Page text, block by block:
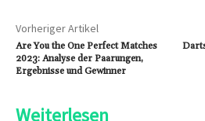
Vorheriger Artikel
Are You the One Perfect Matches
2023: Analyse der Paarungen,
Ergebnisse und Gewinner
Weiterlesen